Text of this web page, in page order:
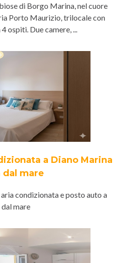
di Borgo Marina, nel cuore
Porto Maurizio, trilocale con
ospiti. Due camere, ...
a Diano Marina
dal mare
condizionata e posto auto a
mare